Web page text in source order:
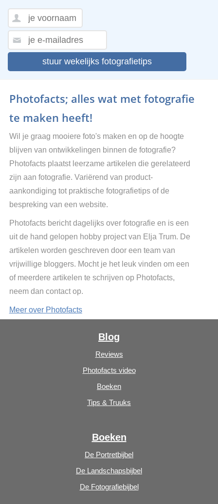
stuur wekelijks fotografietips
Photofacts; alles wat met fotografie
te maken heeft!
Wil je graag mooiere foto's maken en op de hoogte
blijven van ontwikkelingen binnen de fotografie?
Photofacts plaatst leerzame artikelen die gerelateerd
zijn aan fotografie. Variërend van product-
aankondiging tot praktische fotografietips of de
bespreking van een website.
Photofacts bericht dagelijks over fotografie en is een
uit de hand gelopen hobby project van Elja Trum. De
artikelen worden geschreven door een team van
vrijwillige bloggers. Mocht je het leuk vinden om een
of meerdere artikelen te schrijven op Photofacts,
neem dan contact op.
Meer over Photofacts
Blog
Reviews
Photofacts video
Boeken
Tips & Truuks
Boeken
De Portretbijbel
De Landschapsbijbel
De Fotografiebijbel